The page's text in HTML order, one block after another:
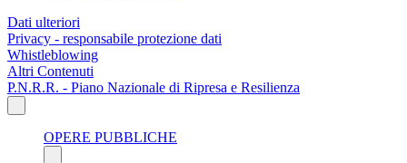
Dati ulteriori
Privacy - responsabile protezione dati
Whistleblowing
Altri Contenuti
P.N.R.R. - Piano Nazionale di Ripresa e Resilienza
OPERE PUBBLICHE